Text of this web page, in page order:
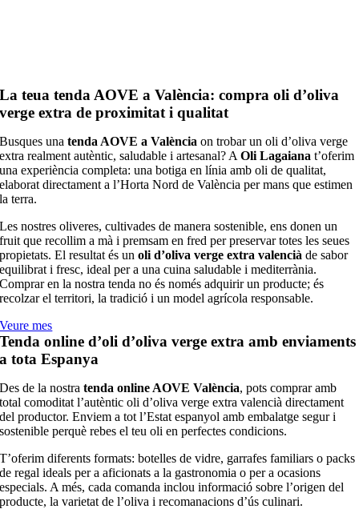
La teua tenda AOVE a València: compra oli d’oliva
verge extra de proximitat i qualitat
Busques unatenda AOVE a València on trobar un oli d’oliva verge
extra realment autèntic, saludable i artesanal? AOli Lagaiana t’oferim
una experiència completa: una botiga en línia amb oli de qualitat,
elaborat directament a l’Horta Nord de València per mans que estimen
la terra.
Les nostres oliveres, cultivades de manera sostenible, ens donen un
fruit que recollim a mà i premsam en fred per preservar totes les seues
propietats. El resultat és unoli d’oliva verge extra valencià de sabor
equilibrat i fresc, ideal per a una cuina saludable i mediterrània.
Comprar en la nostra tenda no és només adquirir un producte; és
recolzar el territori, la tradició i un model agrícola responsable.
Veure mes
Tenda online d’oli d’oliva verge extra amb enviaments
a tota Espanya
Des de la nostratenda online AOVE València, pots comprar amb
total comoditat l’autèntic oli d’oliva verge extra valencià directament
del productor. Enviem a tot l’Estat espanyol amb embalatge segur i
sostenible perquè rebes el teu oli en perfectes condicions.
T’oferim diferents formats: botelles de vidre, garrafes familiars o packs
de regal ideals per a aficionats a la gastronomia o per a ocasions
especials. A més, cada comanda inclou informació sobre l’origen del
producte, la varietat de l’oliva i recomanacions d’ús culinari.